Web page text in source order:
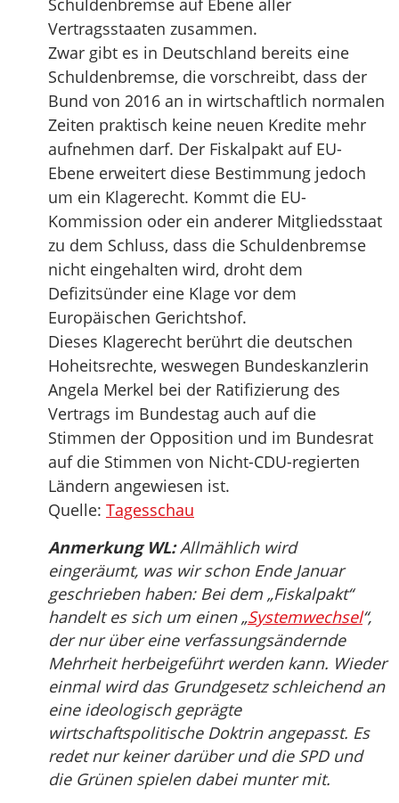
Schuldenbremse auf Ebene aller
Vertragsstaaten zusammen.
Zwar gibt es in Deutschland bereits eine
Schuldenbremse, die vorschreibt, dass der
Bund von 2016 an in wirtschaftlich normalen
Zeiten praktisch keine neuen Kredite mehr
aufnehmen darf. Der Fiskalpakt auf EU-
Ebene erweitert diese Bestimmung jedoch
um ein Klagerecht. Kommt die EU-
Kommission oder ein anderer Mitgliedsstaat
zu dem Schluss, dass die Schuldenbremse
nicht eingehalten wird, droht dem
Defizitsünder eine Klage vor dem
Europäischen Gerichtshof.
Dieses Klagerecht berührt die deutschen
Hoheitsrechte, weswegen Bundeskanzlerin
Angela Merkel bei der Ratifizierung des
Vertrags im Bundestag auch auf die
Stimmen der Opposition und im Bundesrat
auf die Stimmen von Nicht-CDU-regierten
Ländern angewiesen ist.
Quelle: Tagesschau
Anmerkung WL:Allmählich wird
eingeräumt, was wir schon Ende Januar
geschrieben haben: Bei dem „Fiskalpakt“
handelt es sich um einen „Systemwechsel“,
der nur über eine verfassungsändernde
Mehrheit herbeigeführt werden kann. Wieder
einmal wird das Grundgesetz schleichend an
eine ideologisch geprägte
wirtschaftspolitische Doktrin angepasst. Es
redet nur keiner darüber und die SPD und
die Grünen spielen dabei munter mit.